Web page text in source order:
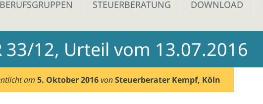
BERUFSGRUPPEN STEUERBERATUNG DOWNLOAD
33/12, Urteil vom 13.07.2016
am5. Oktober 2016 vonSteuerberater Kempf, Köln